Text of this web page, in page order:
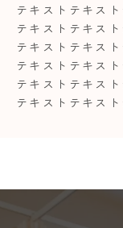
テキストテキス
テキストテキス
テキストテキス
テキストテキス
テキストテキス
テキストテキス